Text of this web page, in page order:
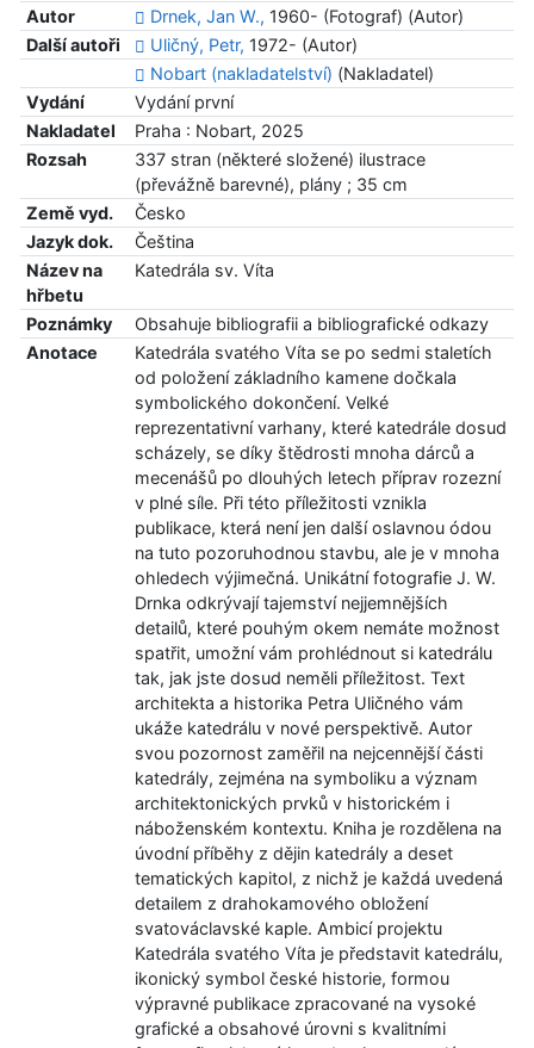
Autor
Drnek, Jan W., 1960- (Fotograf) (Autor)
Další autoři
Uličný, Petr, 1972- (Autor)
Nobart (nakladatelství) (Nakladatel)
Vydání
Vydání první
Nakladatel
Praha : Nobart, 2025
Rozsah
337 stran (některé složené) ilustrace
(převážně barevné), plány ; 35 cm
Země vyd.
Česko
Jazyk dok.
Čeština
Název na
hřbetu
Katedrála sv. Víta
Poznámky
Obsahuje bibliografii a bibliografické odkazy
Anotace
Katedrála svatého Víta se po sedmi staletích
od položení základního kamene dočkala
symbolického dokončení. Velké
reprezentativní varhany, které katedrále dosud
scházely, se díky štědrosti mnoha dárců a
mecenášů po dlouhých letech příprav rozezní
v plné síle. Při této příležitosti vznikla
publikace, která není jen další oslavnou ódou
na tuto pozoruhodnou stavbu, ale je v mnoha
ohledech výjimečná. Unikátní fotografie J. W.
Drnka odkrývají tajemství nejjemnějších
detailů, které pouhým okem nemáte možnost
spatřit, umožní vám prohlédnout si katedrálu
tak, jak jste dosud neměli příležitost. Text
architekta a historika Petra Uličného vám
ukáže katedrálu v nové perspektivě. Autor
svou pozornost zaměřil na nejcennější části
katedrály, zejména na symboliku a význam
architektonických prvků v historickém i
náboženském kontextu. Kniha je rozdělena na
úvodní příběhy z dějin katedrály a deset
tematických kapitol, z nichž je každá uvedená
detailem z drahokamového obložení
svatováclavské kaple. Ambicí projektu
Katedrála svatého Víta je představit katedrálu,
ikonický symbol české historie, formou
výpravné publikace zpracované na vysoké
grafické a obsahové úrovni s kvalitními